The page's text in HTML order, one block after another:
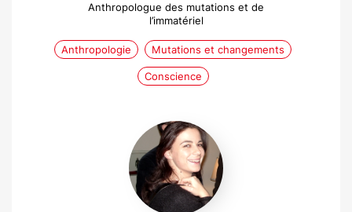
Anthropologue des mutations et de
l’immatériel
Anthropologie Mutations et changements
Conscience
Luisa
Brunori